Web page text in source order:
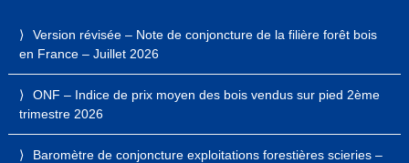
Version révisée – Note de conjoncture de la filière forêt bois
en France – Juillet 2026
ONF – Indice de prix moyen des bois vendus sur pied 2ème
trimestre 2026
Baromètre de conjoncture exploitations forestières scieries –